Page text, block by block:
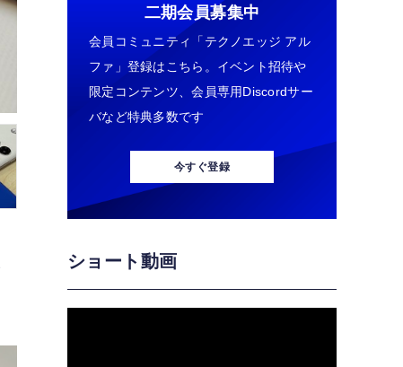
二期会員募集中
会員コミュニティ「テクノエッジ アル
ファ」登録はこちら。イベント招待や
限定コンテンツ、会員専用Discordサー
バなど特典多数です
今すぐ登録
ショート動画